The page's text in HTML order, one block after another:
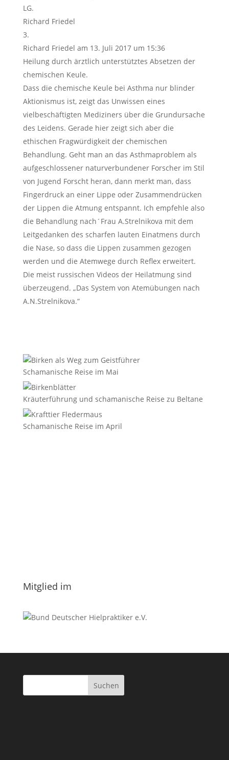
LG.
Richard Friedel
Richard Friedel am 13. Juli 2017 um 15:36
Heilung durch ärztlich unterstütztes Absetzen der
chemischen Keule.
Dass die chemische Keule bei Asthma nur blinder
Aktionismus ist, zeigt das Unwissen eines
vielbeschäftigten Mediziners über die Grundursache
des Leidens. Gerade hier zeigt sich aber die
ethischen Fragwürdigkeit der chemischen
Behandlung. Geht man an das Asthmaproblem als
aufgeschlossener naturverbundener Forscher im Stil
von Jugend Forscht heran, dann merkt man, dass
Fingerdruck an einer Lippe oder Zusammendrücken
der Lippen die Atmung entspannt. Ich empfehle also
die Behandlung nach´Frau A.Strelnikova mit dem
Leitgedanken des scharfen lauten Einatmens durch
die Nase, so dass die Lippen zusammen gezogen
werden und die Atemwege durch Reflex erweitert.
Die meist russischen Videos der Heilatmung sind
überzeugend. „Das System von Atemübungen nach
A.N.Strelnikova.“
Schamanische Reise im Mai
Kräuterführung und schamanische Reise zu Beltane
Schamanische Reise im April
Mitglied im